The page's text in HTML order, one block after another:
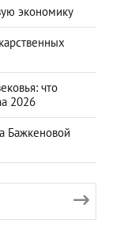
экономику
что
2026
Бажкеновой